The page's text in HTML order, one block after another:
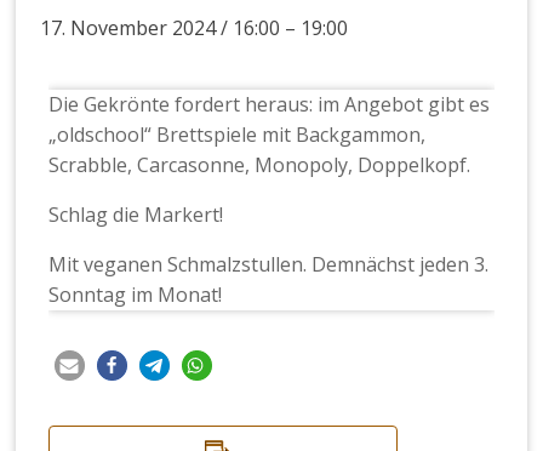
17. November 2024 / 16:00 – 19:00
Die Gekrönte fordert heraus: im Angebot gibt es
„oldschool“ Brettspiele mit Backgammon,
Scrabble, Carcasonne, Monopoly, Doppelkopf.
Schlag die Markert!
Mit veganen Schmalzstullen. Demnächst jeden 3.
Sonntag im Monat!